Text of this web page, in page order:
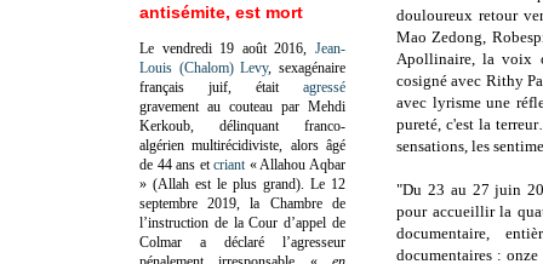
douloureux retour
Mao Zedong,
Apollinaire, la voix
cosigné avec Rithy
avec lyrisme une
pureté, c'est la
sensations, les
"Du 23 au 27 juin
pour accueillir la
documentaire,
documentaires :
antisémite, est mort
Le vendredi 19 août 2016, Jean-
Louis (Chalom) Levy, sexagénaire
français juif, était agressé
gravement au couteau par Mehdi
Kerkoub, délinquant franco-
algérien multirécidiviste, alors âgé
de 44 ans etcriant « Allahou Aqbar
» (Allah est le plus grand). Le 12
septembre 2019, la Chambre de
l’instruction de la Cour d’appel de
Colmar a déclaré l’agresseur